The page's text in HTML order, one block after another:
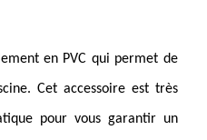
en PVC qui permet de
Cet accessoire est très
pour vous garantir un